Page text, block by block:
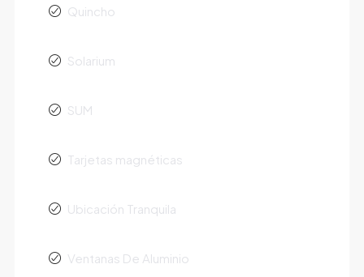
Quincho
Solarium
SUM
Tarjetas magnéticas
Ubicación Tranquila
Ventanas De Aluminio